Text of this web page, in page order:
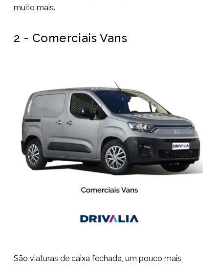
muito mais.
2 - Comerciais Vans
São viaturas de caixa fechada, um pouco mais